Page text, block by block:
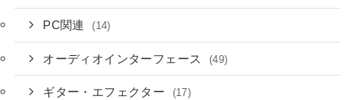
PC関連 (14)
オーディオインターフェース (49)
ギター・エフェクター (17)